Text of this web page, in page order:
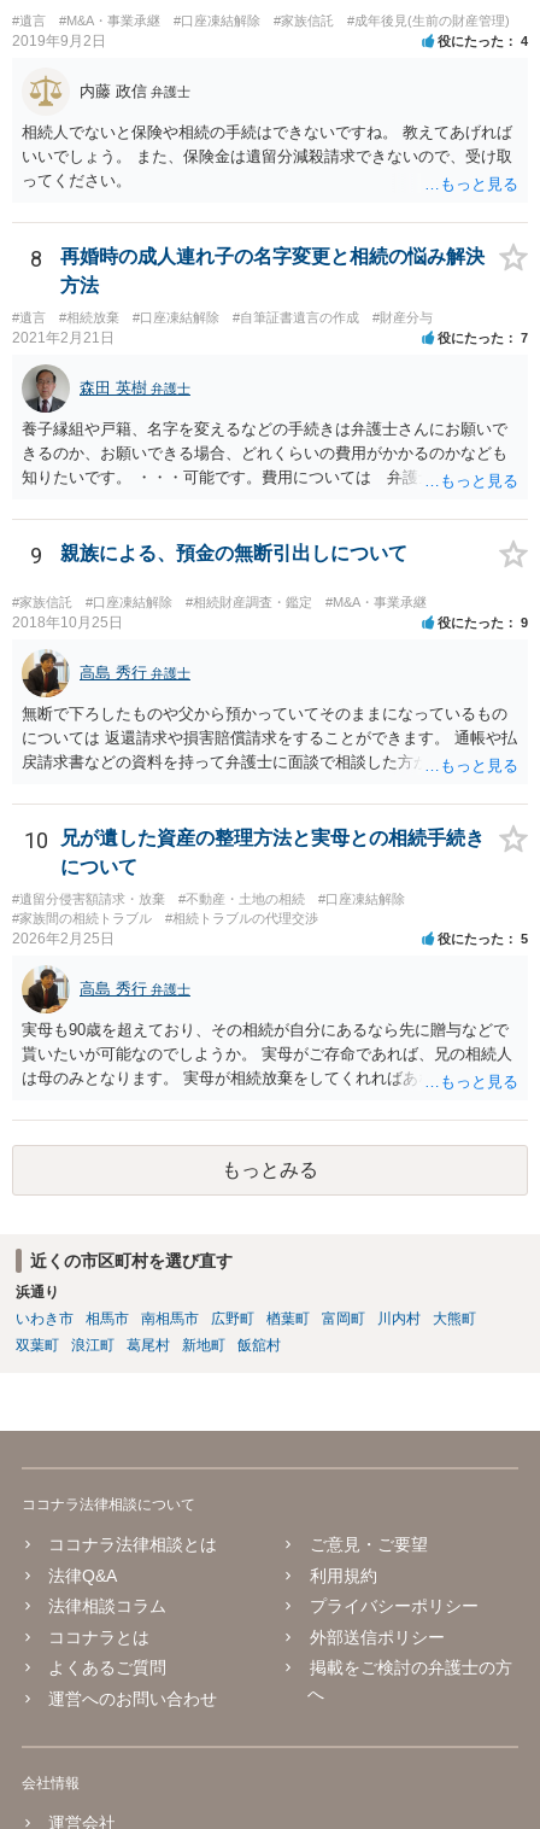
#遺言 #M&A・事業承継 #口座凍結解除 #家族信託 #成年後見(生前の財産管理)
2019年9月2日 役にたった 4
内藤 政信 弁護士
相続人でないと保険や相続の手続はできないですね。 教えてあげれば
いいでしょう。 また、保険金は遺留分減殺請求できないので、受け取
ってください。
8
再婚時の成人連れ子の名字変更と相続の悩み解決
方法
#遺言 #相続放棄 #口座凍結解除 #自筆証書遺言の作成 #財産分与
2021年2月21日 役にたった 7
森田 英樹 弁護士
養子縁組や戸籍、名字を変えるなどの手続きは弁護士さんにお願いで
きるのか、お願いできる場合、どれくらいの費用がかかるのかなども
知りたいです。 ・・・可能です。費用については 弁護士と直接面談
ています。 やはり、成人した子のことまでごちゃごちゃ考えず、自分
の事だけ考えるべきなのでしょうか ・・・お子さんの事をまで含め良
い解決案があればお悩みになるのは当然と言えば当然のことです。 彼
と親子関係を結びたいと思っているが、名字は変えたくない・・・養
子縁組の必要があり 氏も変更することになります。 しかし 彼は成人
しているとは言え、自分の子と私の連れ子、全て平等にしたいと希
望。もちろん私もそうできればと思います。 ・・・婚姻前の契約 あ
るいは 遺言書などで その意思を実現する方法はあります。 弁護
士に相談してみてください。
9 親族による、預金の無断引出しについて
#家族信託 #口座凍結解除 #相続財産調査・鑑定 #M&A・事業承継
2018年10月25日 役にたった 9
高島 秀行 弁護士
無断で下ろしたものや父から預かっていてそのままになっているもの
については 返還請求や損害賠償請求をすることができます。 通帳や払
戻請求書などの資料を持って弁護士に面談で相談した方がよいと思い
10
兄が遺した資産の整理方法と実母との相続手続き
について
#遺留分侵害額請求・放棄 #不動産・土地の相続
#口座凍結解除
#家族間の相続トラブル
#相続トラブルの代理交渉
2026年2月25日 役にたった 5
高島 秀行 弁護士
実母も90歳を超えており、その相続が自分にあるなら先に贈与などで
貰いたいが可能なのでしようか。 実母がご存命であれば、兄の相続人
は母のみとなります。 実母が相続放棄をしてくれればあなた方兄弟及
ないと思います。
もっとみる
近くの市区町村を選び直す
浜通り
いわき市
相馬市 南相馬市 広野町 楢葉町 富岡町 川内村
大熊町
双葉町
浪江町 葛尾村 新地町 飯舘村
ココナラ法律相談について
ココナラ法律相談とは
法律Q&A
法律相談コラム
ココナラとは
よくあるご質問
運営へのお問い合わせ
ご意見・ご要望
利用規約
プライバシーポリシー
外部送信ポリシー
掲載をご検討の弁護士の方
へ
会社情報
運営会社